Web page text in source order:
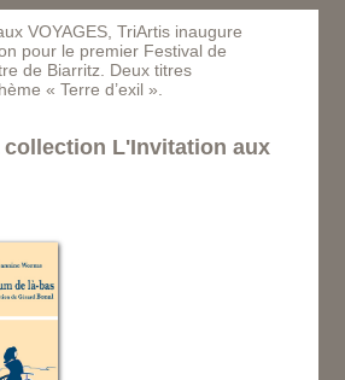
VOYAGES, TriArtis inaugure
pour le premier Festival de
de Biarritz. Deux titres
« Terre d’exil ».
collection L'Invitation aux